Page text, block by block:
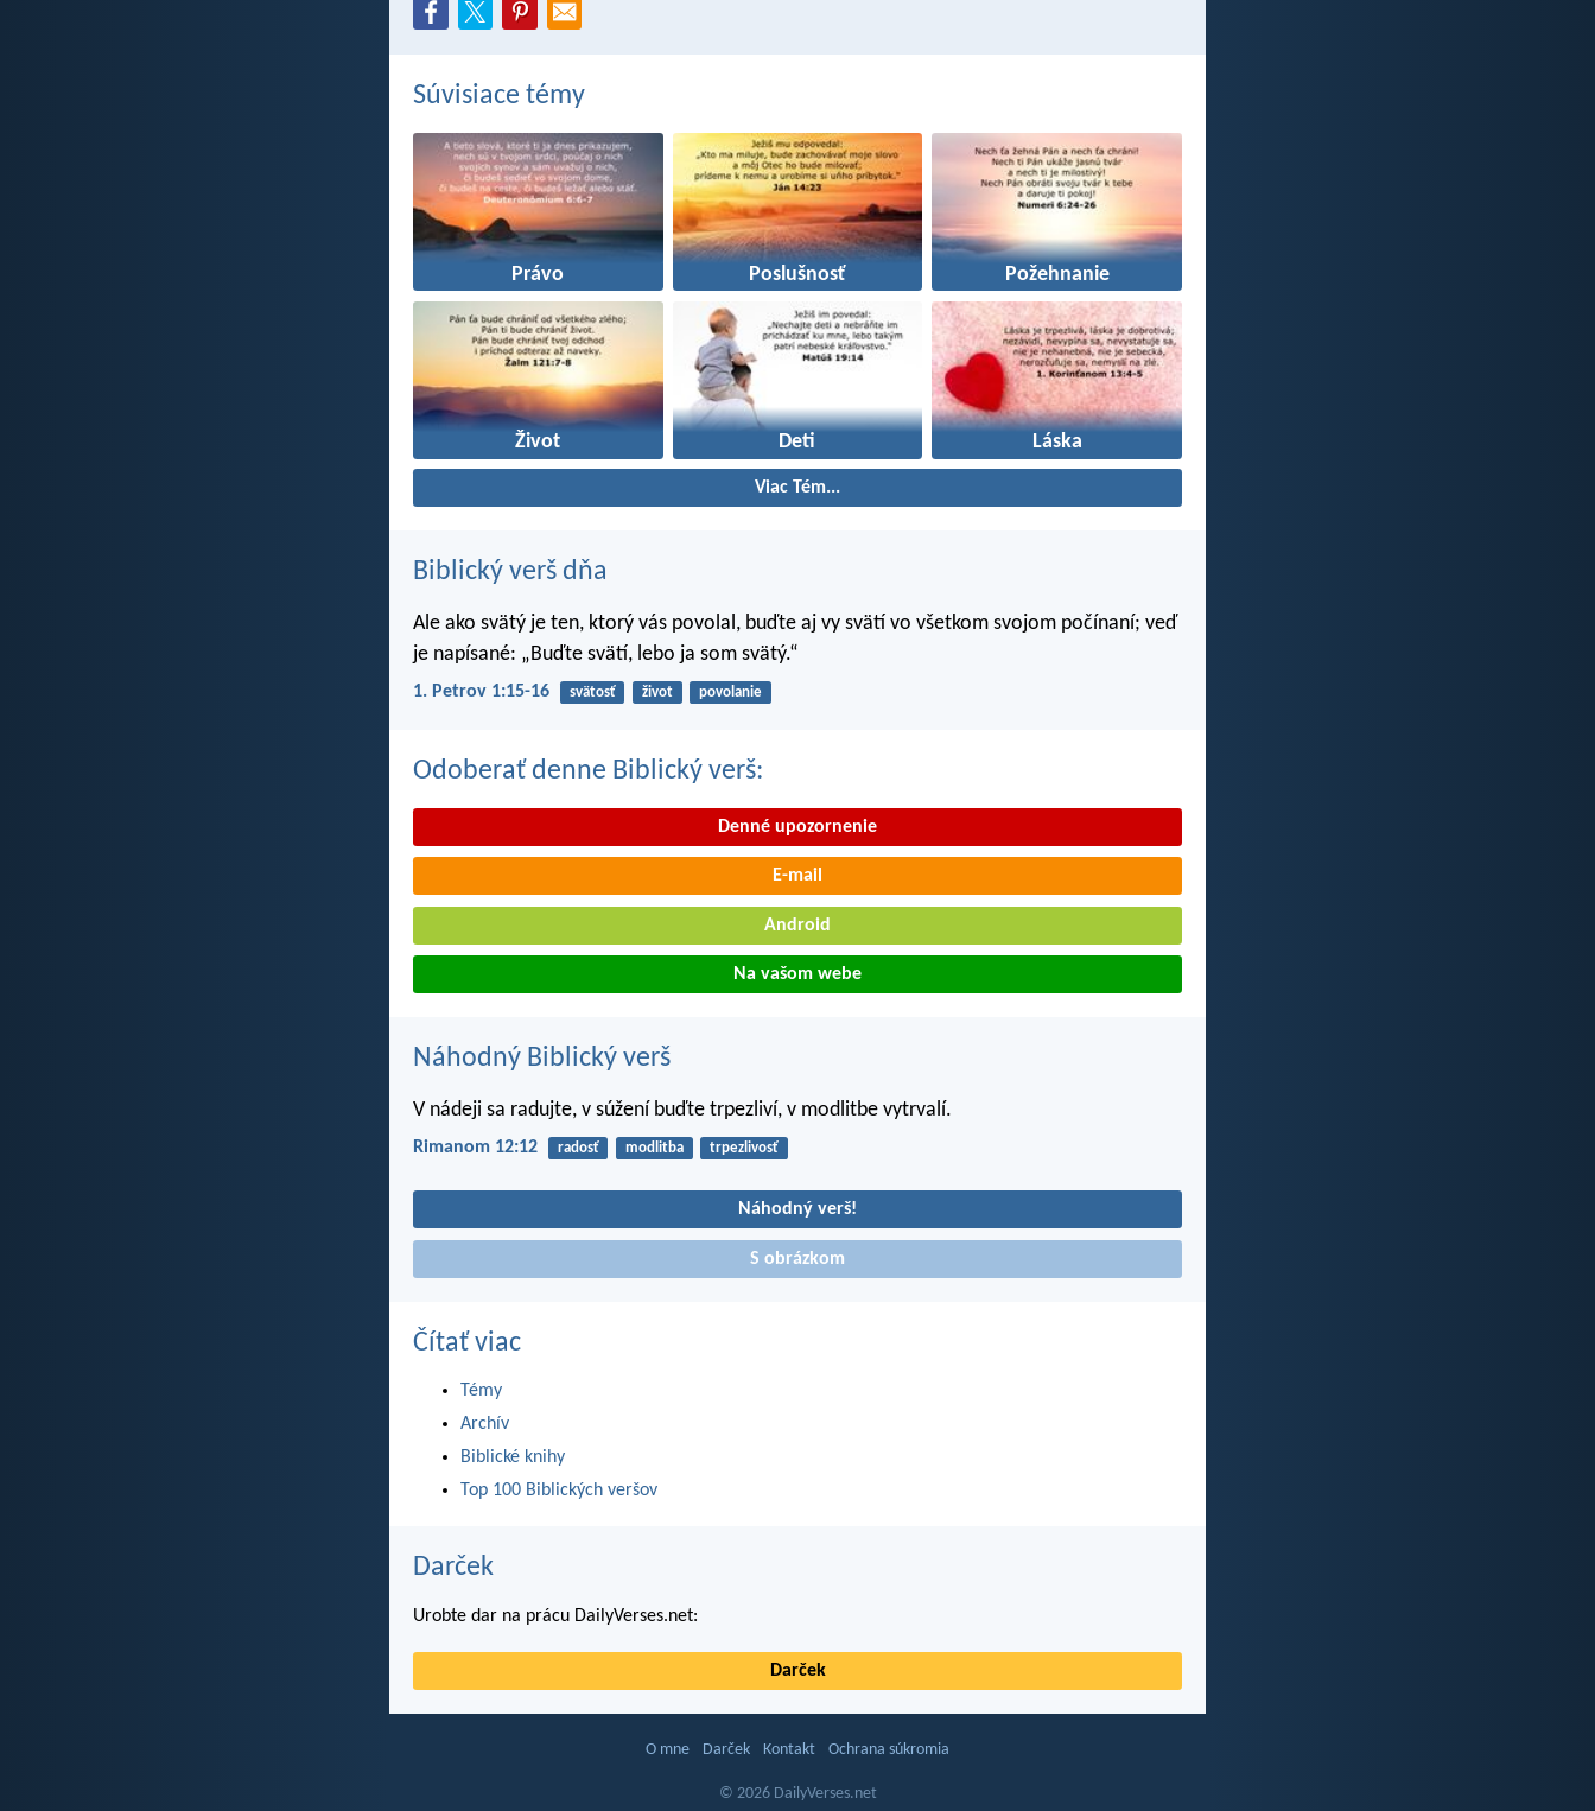
Súvisiace témy
Právo Poslušnosť Požehnanie
Život Deti Láska
Viac Tém...
Biblický verš dňa
Ale ako svätý je ten, ktorý vás povolal, buďte aj vy svätí vo všetkom svojom počínaní; veď
je napísané: „Buďte svätí, lebo ja som svätý.“
1. Petrov 1:15-16 svätosť život povolanie
Odoberať denne Biblický verš:
Denné upozornenie
E-mail
Android
Na vašom webe
Náhodný Biblický verš
V nádeji sa radujte, v súžení buďte trpezliví, v modlitbe vytrvalí.
Rimanom 12:12 radosť modlitba trpezlivosť
Náhodný verš!
S obrázkom
Čítať viac
Témy
Archív
Biblické knihy
Top 100 Biblických veršov
Darček
Urobte dar na prácu DailyVerses.net:
Darček
O mne Darček Kontakt Ochrana súkromia
© 2026 DailyVerses.net